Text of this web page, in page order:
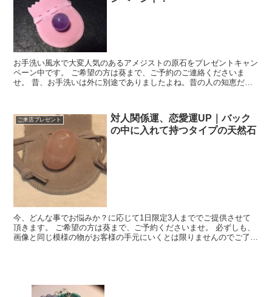
お手洗い風水で大変人気のあるアメジストの原石をプレゼントキャン
ペーン中です。 ご希望の方は葵まで、ご予約のご連絡くださいま
せ。 昔、お手洗いは外に別途でありましたよね。昔の人の知恵だっ
ご来店プレゼント
対人関係運、恋愛運UP｜バック
の中に入れて持つタイプの天然石
今、どんな事でお悩みか？に応じて1日限定3人まででご提供させて
頂きます。 ご希望の方は葵まで、ご予約くださいませ。 必ずしも、
画像と同じ模様の物がお客様の手元にいくとは限りませんのでご了承